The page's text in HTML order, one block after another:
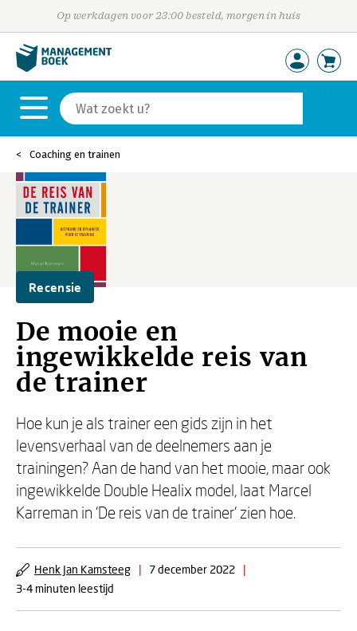
Op werkdagen voor 23:00 besteld, morgen in huis
Coaching en trainen
Recensie
De mooie en
ingewikkelde reis van
de trainer
Hoe kun je als trainer een gids zijn in het
levensverhaal van de deelnemers aan je
trainingen? Aan de hand van het mooie, maar ook
ingewikkelde Double Healix model, laat Marcel
Karreman in ‘De reis van de trainer’ zien hoe.
Henk Jan Kamsteeg | 7 december 2022
|
3-4 minuten leestijd